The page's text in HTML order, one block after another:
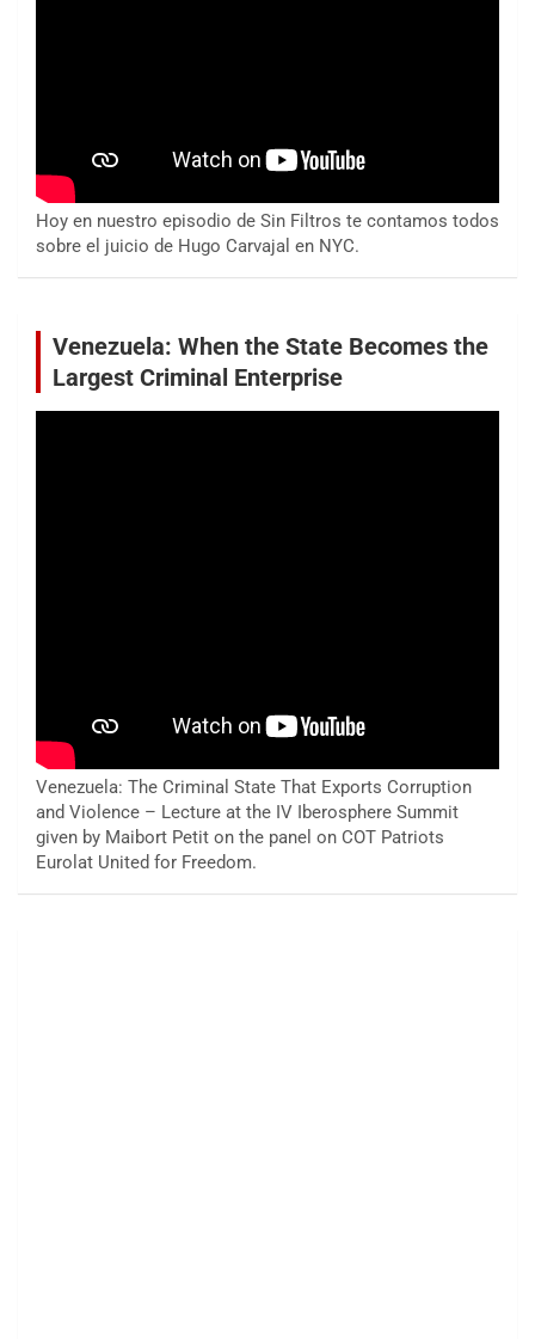
Hoy en nuestro episodio de Sin Filtros te contamos todos
sobre el juicio de Hugo Carvajal en NYC.
Venezuela: When the State Becomes the
Largest Criminal Enterprise
Venezuela: The Criminal State That Exports Corruption
and Violence – Lecture at the IV Iberosphere Summit
given by Maibort Petit on the panel on COT Patriots
Eurolat United for Freedom.